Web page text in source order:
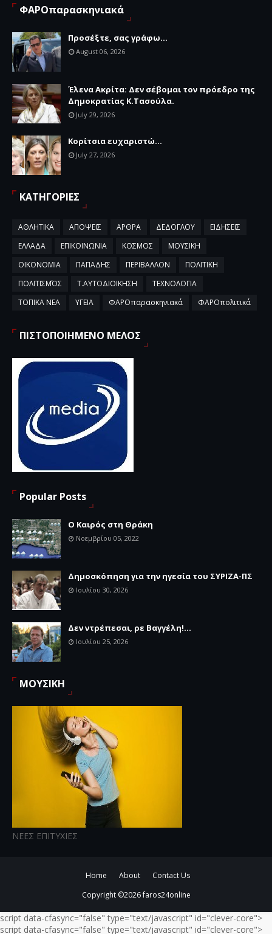
ΦΑΡΟπαρασκηνιακά
Προσέξτε, σας γράφω...
August 06, 2026
Έλενα Ακρίτα: Δεν σέβομαι τον πρόεδρο της
Δημοκρατίας Κ.Τασούλα.
July 29, 2026
Κορίτσια ευχαριστώ...
July 27, 2026
ΚΑΤΗΓΟΡΙΕΣ
ΑΘΛΗΤΙΚΑ ΑΠΟΨΕΙΣ ΑΡΘΡΑ ΔΕΔΟΓΛΟΥ
ΕΙΔΗΣΕΙΣ
ΕΛΛΑΔΑ
ΕΠΙΚΟΙΝΩΝΙΑ ΚΟΣΜΟΣ
ΜΟΥΣΙΚΗ
ΟΙΚΟΝΟΜΙΑ
ΠΑΠΑΔΗΣ ΠΕΡΙΒΑΛΛΟΝ
ΠΟΛΙΤΙΚΗ
ΠΟΛΙΤΙΣΜΌΣ
Τ.ΑΥΤΟΔΙΟΙΚΗΣΗ
ΤΕΧΝΟΛΟΓΙΑ
ΤΟΠΙΚΑ ΝΕΑ
ΥΓΕΙΑ ΦΑΡΟπαρασκηνιακά ΦΑΡΟπολιτικά
ΠΙΣΤΟΠΟΙΗΜΕΝΟ ΜΕΛΟΣ
Popular Posts
Ο Καιρός στη Θράκη
Νοεμβρίου 05, 2022
Δημοσκόπηση για την ηγεσία του ΣΥΡΙΖΑ-ΠΣ
Ιουλίου 30, 2026
Δεν ντρέπεσαι, ρε Βαγγέλη!...
Ιουλίου 25, 2026
ΜΟΥΣΙΚΗ
ΝΕΕΣ ΕΠΙΤΥΧΙΕΣ
Home About
Contact Us
Copyright ©2026faros24online
script data-cfasync="false" type="text/javascript" id="clever-core">
script data-cfasync="false" type="text/javascript" id="clever-core">